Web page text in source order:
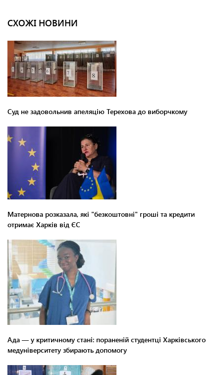
СХОЖІ НОВИНИ
Суд не задовольнив апеляцію Терехова до виборчкому
Матернова розказала, які "безкоштовні" гроші та кредити
отримає Харків від ЄС
Ада — у критичному стані: пораненій студентці Харківського
медуніверситету збирають допомогу